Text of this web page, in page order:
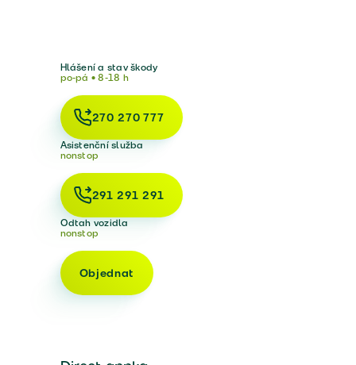
Hlášení a stav škody
po-pá • 8-18 h
270 270 777
Asistenční služba
nonstop
291 291 291
Odtah vozidla
nonstop
Objednat